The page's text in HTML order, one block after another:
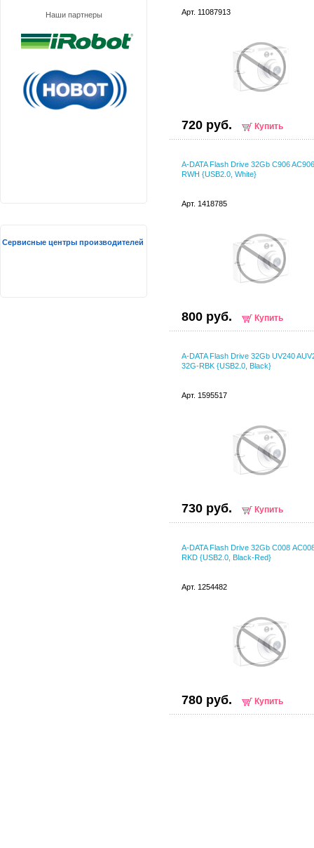
Арт. 11087913
720 руб. Купить
A-DATA Flash Drive 32Gb C906
RWH {USB2.0, White}
Арт. 1418785
800 руб. Купить
A-DATA Flash Drive 32Gb UV240
32G-RBK {USB2.0, Black}
Арт. 1595517
730 руб. Купить
A-DATA Flash Drive 32Gb С008
RKD {USB2.0, Black-Red}
Арт. 1254482
780 руб. Купить
Наши партнеры
Сервисные центры производителей